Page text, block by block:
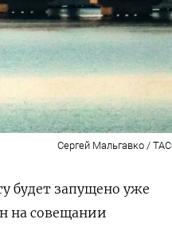
Сергей Мальгавко /
будет запущено уже
на совещании